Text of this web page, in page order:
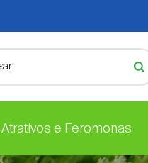
e Feromonas